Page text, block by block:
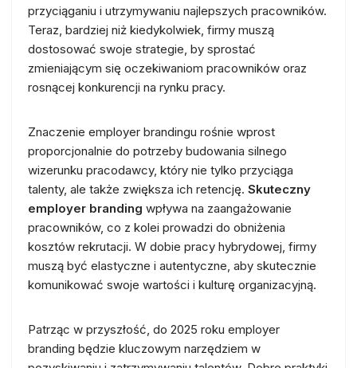
przyciąganiu i utrzymywaniu najlepszych pracowników.
Teraz, bardziej niż kiedykolwiek, firmy muszą
dostosować swoje strategie, by sprostać
zmieniającym się oczekiwaniom pracowników oraz
rosnącej konkurencji na rynku pracy.
Znaczenie employer brandingu rośnie wprost
proporcjonalnie do potrzeby budowania silnego
wizerunku pracodawcy, który nie tylko przyciąga
talenty, ale także zwiększa ich retencję. Skuteczny
employer branding wpływa na zaangażowanie
pracowników, co z kolei prowadzi do obniżenia
kosztów rekrutacji. W dobie pracy hybrydowej, firmy
muszą być elastyczne i autentyczne, aby skutecznie
komunikować swoje wartości i kulturę organizacyjną.
Patrząc w przyszłość, do 2025 roku employer
branding będzie kluczowym narzędziem w